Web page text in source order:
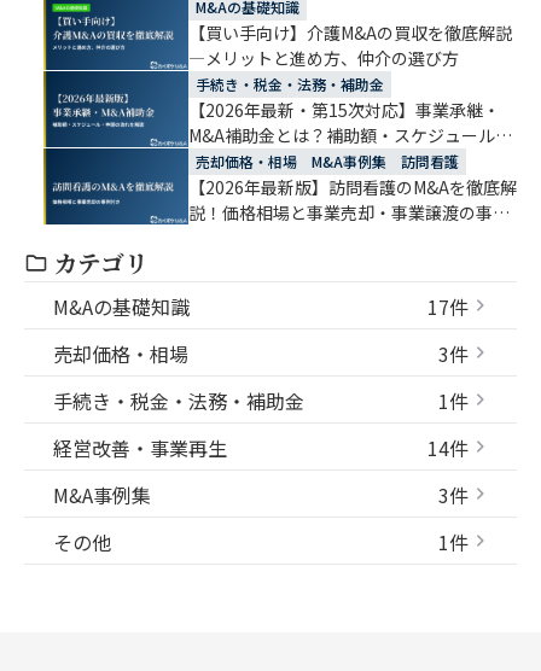
介護・福祉・医療業界に特化したM&A支援
「カイポケM&A」
M&Aの基礎知識
【買い手向け】介護M&Aの買収を徹底解説
―メリットと進め方、仲介の選び方
手続き・税金・法務・補助金
【2026年最新・第15次対応】事業承継・
M&A補助金とは？補助額・スケジュール・
申請の流れをわかりやすく解説
売却価格・相場 M&A事例集 訪問看護
【2026年最新版】訪問看護のM&Aを徹底解
説！価格相場と事業売却・事業譲渡の事例
カテゴリ
M&Aの基礎知識
17件
売却価格・相場
3件
手続き・税金・法務・補助金
1件
経営改善・事業再生
14件
M&A事例集
3件
その他
1件